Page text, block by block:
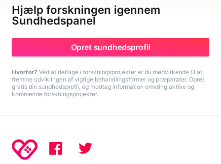
Hjælp forskningen igennem
Sundhedspanel
Opret sundhedsprofil
Hvorfor? Ved at deltage i forskningsprojekter er du medvirkende til at
fremme udviklingen af vigtige behandlingsformer og præparater. Opret
gratis din sundhedsprofil, og modtag information omkring aktive og
kommende forskningsprojekter.